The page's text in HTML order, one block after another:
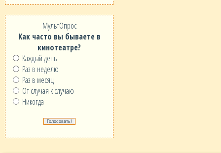
МультОпрос
Как часто вы бываете в
кинотеатре?
Каждый день
Раз в неделю
Раз в месяц
От случая к случаю
Никогда